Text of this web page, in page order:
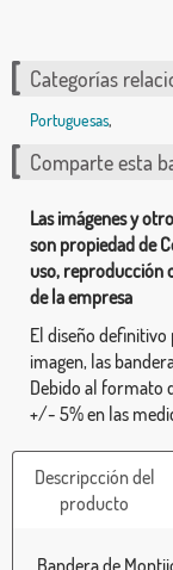
Categorías
Portuguesas,
Comparte esta
Las imágenes y
son propiedad de
uso, reproducción
de la empresa
El diseño
imagen, las
Debido al formato
+/- 5% en las
Descripcción del
producto
Bandera de